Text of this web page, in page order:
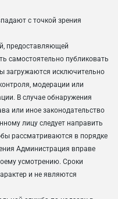
с точкой зрения
предоставляющей
самостоятельно публиковать
загружаются исключительно
модерации или
В случае обнаружения
или иное законодательство
лицу следует направить
рассматриваются в порядке
Администрация вправе
усмотрению. Сроки
и не являются